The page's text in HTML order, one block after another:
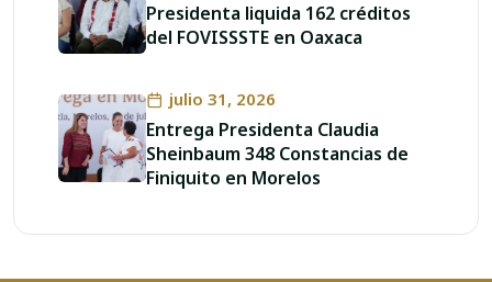
Presidenta liquida 162 créditos
del FOVISSSTE en Oaxaca
julio 31, 2026
Entrega Presidenta Claudia
Sheinbaum 348 Constancias de
Finiquito en Morelos